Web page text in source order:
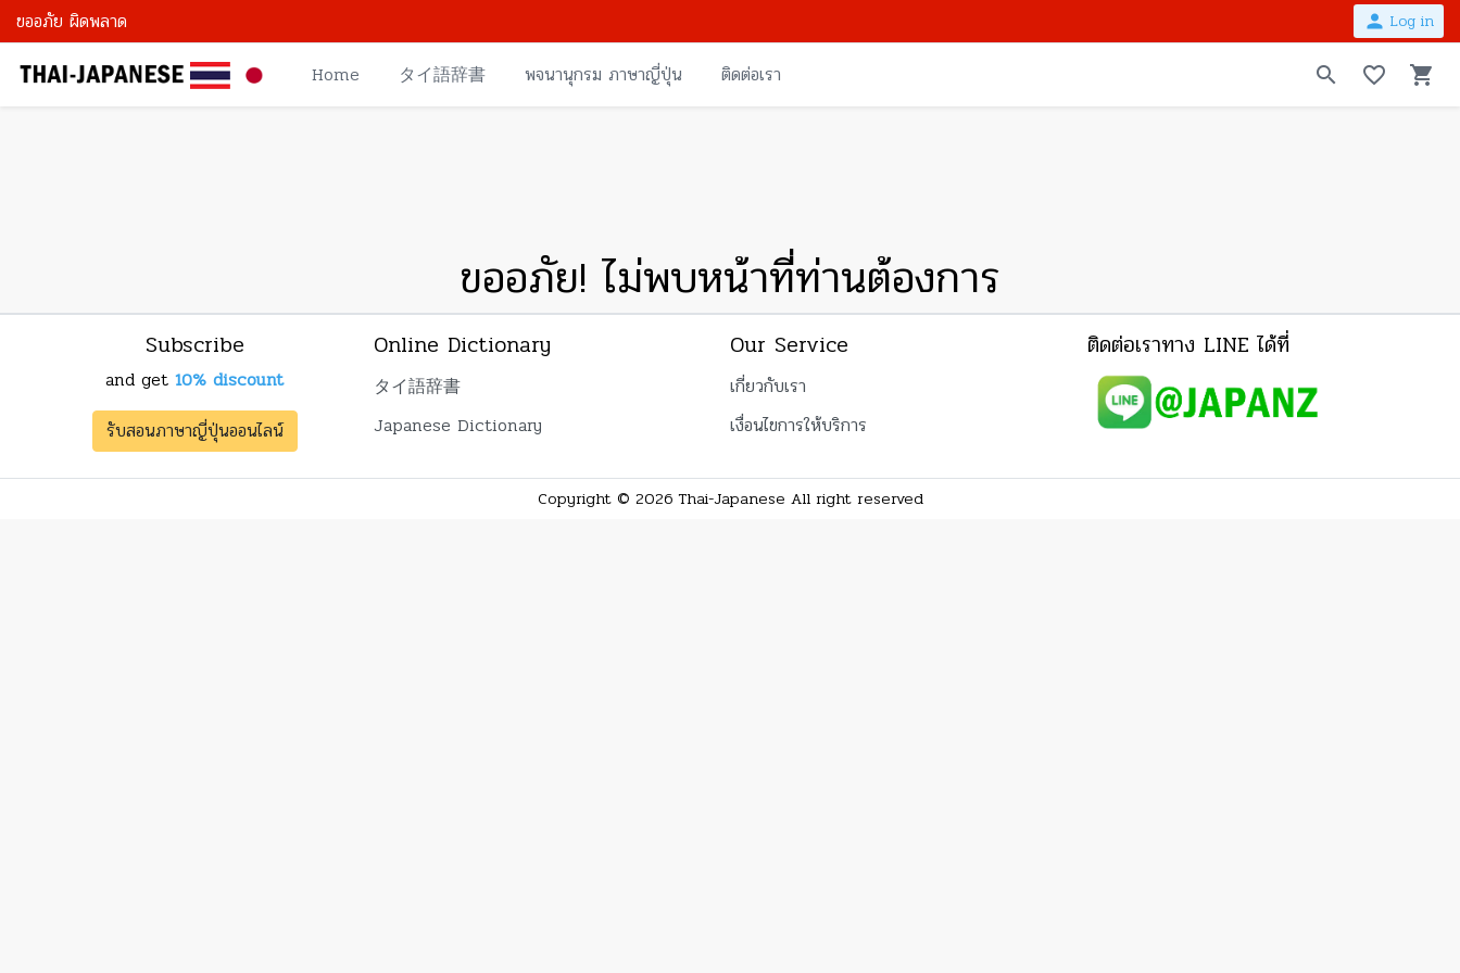
ขออภัย ผิดพลาด person Log in
Home タイ語辞書 พจนานุกรม ภาษาญี่ปุ่น ติดต่อเรา search favorite_border shopping_cart
ขออภัย! ไม่พบหน้าที่ท่านต้องการ
Subscribe
and get10% discount
รับสอนภาษาญี่ปุ่นออนไลน์
Online Dictionary
タイ語辞書
Japanese Dictionary
Our Service
เกี่ยวกับเรา
เงื่อนไขการให้บริการ
ติดต่อเราทาง LINE ได้ที่
Copyright © 2026 Thai-Japanese All right reserved